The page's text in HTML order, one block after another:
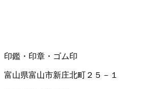
印鑑・印章・ゴム印
富山県富山市新庄北町２５－１